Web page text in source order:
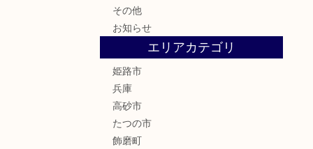
その他
お知らせ
エリアカテゴリ
姫路市
兵庫
高砂市
たつの市
飾磨町